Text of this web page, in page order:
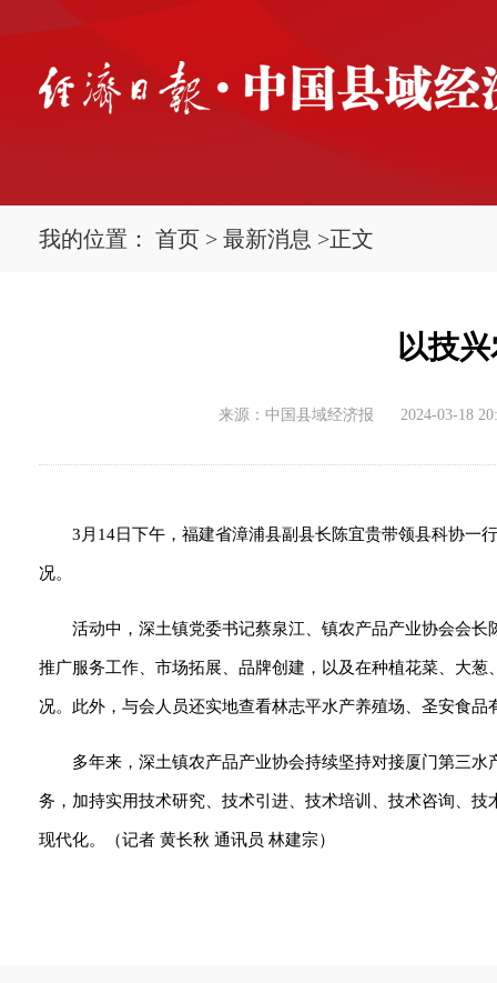
我的位置： 首页 > 最新消息 >正文
以技
来源：中国县域经济报 2024-03-18
3月14日下午，福建省漳浦县副县长陈宜贵带领县科协一
况。
活动中，深土镇党委书记蔡泉江、镇农产品产业协会会
推广服务工作、市场拓展、品牌创建，以及在种植花菜、大
况。此外，与会人员还实地查看林志平水产养殖场、圣安食
多年来，深土镇农产品产业协会持续坚持对接厦门第三
务，加持实用技术研究、技术引进、技术培训、技术咨询、
现代化。（记者 黄长秋 通讯员 林建宗）